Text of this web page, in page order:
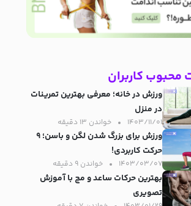
محبوب کاربران
ورزش در خانه؛ معرفی بهترین تمرینات
در منزل
۱۴۰۳/۱۱/۰۱ خواندن ۱۳ دقیقه‌
ورزش برای بزرگ شدن لگن و باسن؛ ۹
حرکت کاربردی!
۱۴۰۳/۰۳/۰۷ خواندن ۹ دقیقه‌
بهترین حرکات ساعد و مچ با آموزش
تصویری